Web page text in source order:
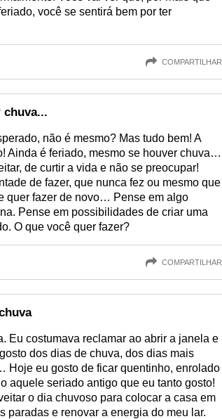
você se sentirá bem por ter
COMPARTILHAR
chuva...
não é mesmo? Mas tudo bem! A
Ainda é feriado, mesmo se houver chuva…
de curtir a vida e não se preocupar!
de fazer, que nunca fez ou mesmo que
quer fazer de novo… Pense em algo
Pense em possibilidades de criar uma
O que você quer fazer?
COMPARTILHAR
Eu costumava reclamar ao abrir a janela e
dos dias de chuva, dos dias mais
Hoje eu gosto de ficar quentinho, enrolado
aquele seriado antigo que eu tanto gosto!
o dia chuvoso para colocar a casa em
paradas e renovar a energia do meu lar.